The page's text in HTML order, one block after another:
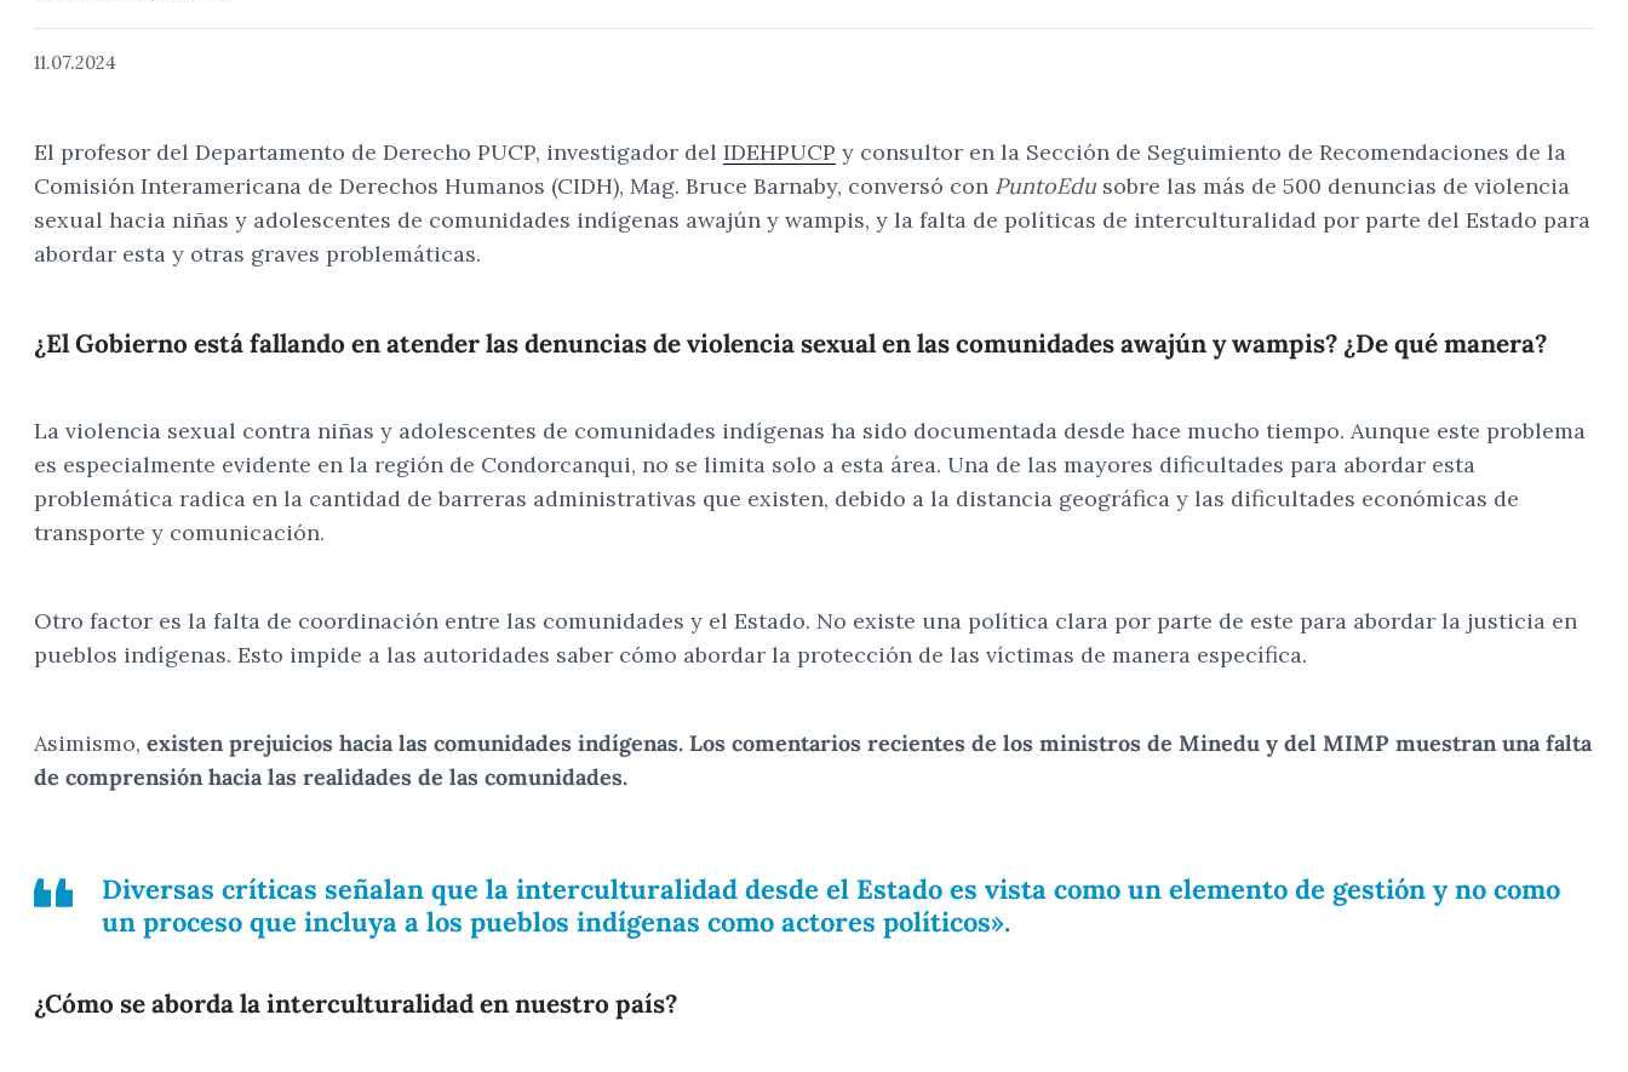
11.07.2024
El profesor del Departamento de Derecho PUCP, investigador del IDEHPUCP y consultor en la Sección de Seguimiento de Recomendaciones de la
Comisión Interamericana de Derechos Humanos (CIDH), Mag. Bruce Barnaby, conversó con PuntoEdusobre las más de 500 denuncias de violencia
sexual hacia niñas y adolescentes de comunidades indígenas awajún y wampis, y la falta de políticas de interculturalidad por parte del Estado para
abordar esta y otras graves problemáticas.
¿El Gobierno está fallando en atender las denuncias de violencia sexual en las comunidades awajún y wampis? ¿De qué manera?
La violencia sexual contra niñas y adolescentes de comunidades indígenas ha sido documentada desde hace mucho tiempo. Aunque este problema
es especialmente evidente en la región de Condorcanqui, no se limita solo a esta área. Una de las mayores dificultades para abordar esta
problemática radica en la cantidad de barreras administrativas que existen, debido a la distancia geográfica y las dificultades económicas de
transporte y comunicación.
Otro factor es la falta de coordinación entre las comunidades y el Estado. No existe una política clara por parte de este para abordar la justicia en
pueblos indígenas. Esto impide a las autoridades saber cómo abordar la protección de las víctimas de manera específica.
Asimismo, existen prejuicios hacia las comunidades indígenas. Los comentarios recientes de los ministros de Minedu y del MIMP muestran una falta
de comprensión hacia las realidades de las comunidades.
Diversas críticas señalan que la interculturalidad desde el Estado es vista como un elemento de gestión y no como
un proceso que incluya a los pueblos indígenas como actores políticos».
¿Cómo se aborda la interculturalidad en nuestro país?